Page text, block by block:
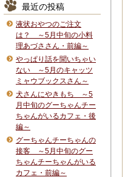
最近の投稿
液状おやつのご注文
は？ ～5月中旬の小料
理あづささん・前編～
やっぱり話を聞いちゃい
ない ～5月のキャッツ
ミャウブックスさん～
犬さんにやきもち ～5
月中旬のグーちゃんチー
ちゃんがいるカフェ・後
編～
グーちゃんチーちゃんの
接客 ～5月中旬のグー
ちゃんチーちゃんがいる
カフェ・前編～